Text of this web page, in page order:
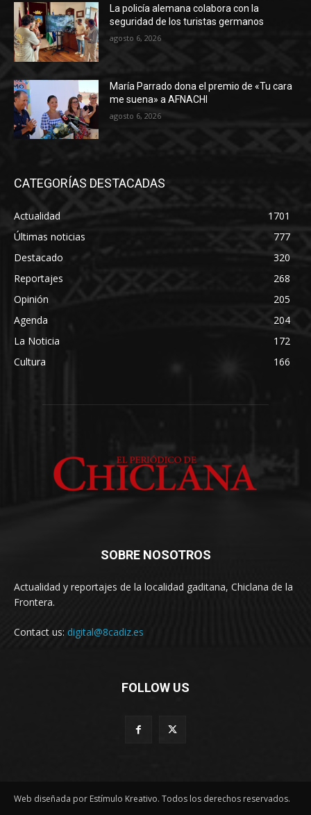
La policía alemana colabora con la
seguridad de los turistas germanos
agosto 6, 2026
María Parrado dona el premio de «Tu cara
me suena» a AFNACHI
agosto 6, 2026
CATEGORÍAS DESTACADAS
Actualidad
1701
Últimas noticias
777
Destacado
320
Reportajes
268
Opinión
205
Agenda
204
La Noticia
172
Cultura
166
SOBRE NOSOTROS
Actualidad y reportajes de la localidad gaditana, Chiclana de la
Frontera.
Contact us: digital@8cadiz.es
FOLLOW US
Web diseñada por Estímulo Kreativo. Todos los derechos reservados.